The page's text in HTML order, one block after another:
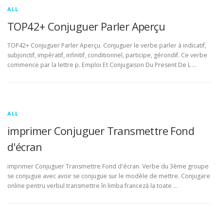
ALL
TOP42+ Conjuguer Parler Aperçu
TOP42+ Conjuguer Parler Aperçu. Conjuguer le verbe parler à indicatif,
subjonctif, impératif, infinitif, conditionnel, participe, gérondif. Ce verbe
commence par la lettre p. Emploi Et Conjugaison Du Present De L …
ALL
imprimer Conjuguer Transmettre Fond
d'écran
imprimer Conjuguer Transmettre Fond d'écran. Verbe du 3ème groupe
se conjugue avec avoir se conjugue sur le modèle de mettre. Conjugare
online pentru verbul transmettre în limba franceză la toate …